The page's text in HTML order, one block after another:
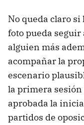
No queda claro si
foto pueda seguir
alguien más
acompañar la
escenario
la primera
aprobada la
partidos de